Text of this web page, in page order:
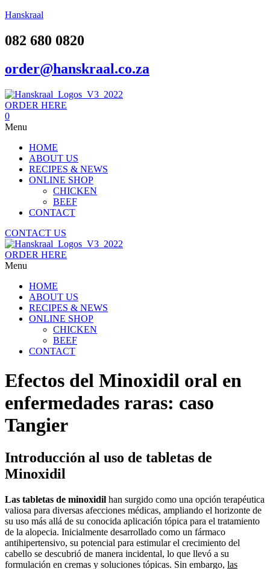
Hanskraal
082 680 0820
order@hanskraal.co.za
ORDER HERE
0
Menu
HOME
ABOUT US
RECIPES & NEWS
ONLINE SHOP
CHICKEN
BEEF
CONTACT
CONTACT US
ORDER HERE
Menu
HOME
ABOUT US
RECIPES & NEWS
ONLINE SHOP
CHICKEN
BEEF
CONTACT
Efectos del Minoxidil oral en
enfermedades raras: caso
Tangier
Introducción al uso de tabletas de
Minoxidil
Las tabletas de minoxidil han surgido como una opción terapéutica
valiosa para diversas afecciones médicas, ampliando el horizonte de
su uso más allá de su conocida aplicación tópica para el tratamiento
de la alopecia. Inicialmente desarrollado como un fármaco
antihipertensivo, su potencial para estimular el crecimiento del
cabello se descubrió de manera incidental, lo que llevó a su
formulación en cremas y soluciones tópicas. Sin embargo, las